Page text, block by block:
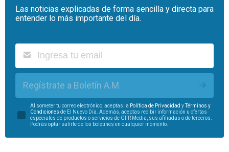
Las noticias explicadas de forma sencilla y directa para
entender lo más importante del día.
Regístrate a Boletín A.M.
Al someter tu correo electrónico, aceptas la Política de Privacidad yTérminos y
Condiciones de El Nuevo Día. Además, aceptas recibir información u ofertas
especiales de productos o servicios de GFR Media, sus afiliadas o de terceros.
Podrás optar salirte de los boletines en cualquier momento.